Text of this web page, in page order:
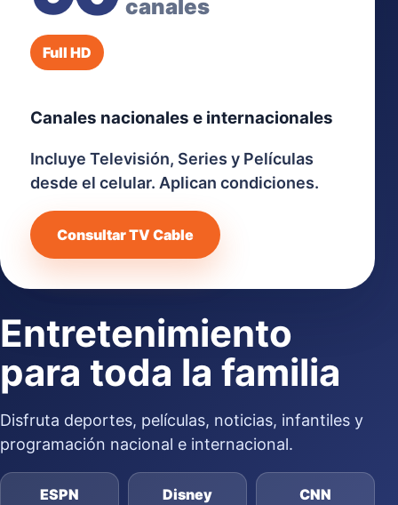
canales
Full HD
Canales nacionales e internacionales
Incluye Televisión, Series y Películas
desde el celular. Aplican condiciones.
Consultar TV Cable
Entretenimiento
para toda la familia
Disfruta deportes, películas, noticias, infantiles y
programación nacional e internacional.
ESPN Disney CNN